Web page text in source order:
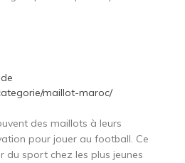
maillot-maroc/
des maillots à leurs
pour jouer au football. Ce
du sport chez les plus jeunes